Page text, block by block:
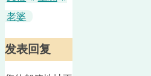
老婆
发表回复